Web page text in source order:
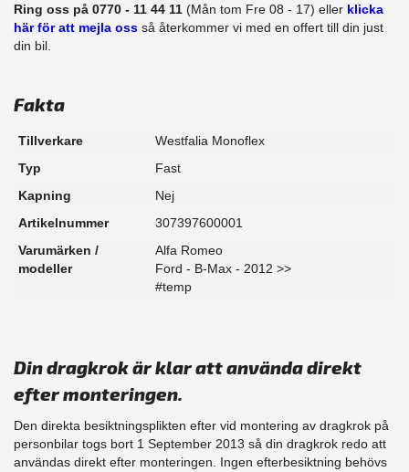
Ring oss på 0770 - 11 44 11 (Mån tom Fre 08 - 17) eller klicka
här för att mejla oss så återkommer vi med en offert till din just
din bil.
Fakta
Tillverkare
Westfalia Monoflex
Typ
Fast
Kapning
Nej
Artikelnummer
307397600001
Varumärken /
modeller
Alfa Romeo
Ford - B-Max - 2012 >>
#temp
Din dragkrok är klar att använda direkt
efter monteringen.
Den direkta besiktningsplikten efter vid montering av dragkrok på
personbilar togs bort 1 September 2013 så din dragkrok redo att
användas direkt efter monteringen. Ingen efterbesiktning behövs